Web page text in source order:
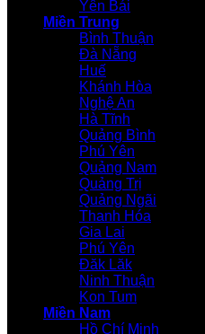
Yên Bái
Miền Trung
Bình Thuận
Đà Nẵng
Huế
Khánh Hòa
Nghệ An
Hà Tĩnh
Quảng Bình
Phú Yên
Quảng Nam
Quảng Trị
Quảng Ngãi
Thanh Hóa
Gia Lai
Phú Yên
Đăk Lăk
Ninh Thuận
Kon Tum
Miền Nam
Hồ Chí Minh